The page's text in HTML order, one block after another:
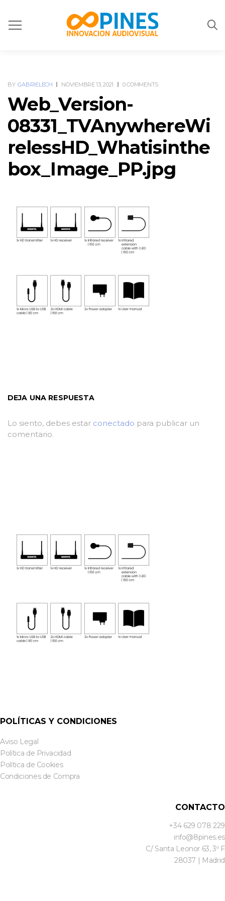
BY GABRIELECH NOVIEMBRE 13, 2021 0 COMMENTS
Web_Version-
08331_TVAnywhereWi
relessHD_Whatisinthe
box_Image_PP.jpg
DEJA UNA RESPUESTA
Lo siento, debes estar conectado para publicar un
comentario.
POLÍTICAS Y CONDICIONES
Aviso Legal
Política de Privacidad
Política de Cookies
Condiciones de Compra
CONTACTO
+34 629 078 229
info@8pines.es
C/ Santa Leonor 63, 3º F
28037 | Madrid